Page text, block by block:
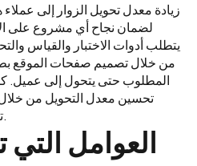
زيادة معدل تحويل الزوار إلى
لضمان نجاح أي مشروع على
يتطلب أدوات الاختبار والقياس
من خلال تصميم صفحات الموقع
المطلوب حتى يتحول إلى عميل.
تحسين معدل التحويل من
تصميم المواقع وتحليل البيانات.
العوامل